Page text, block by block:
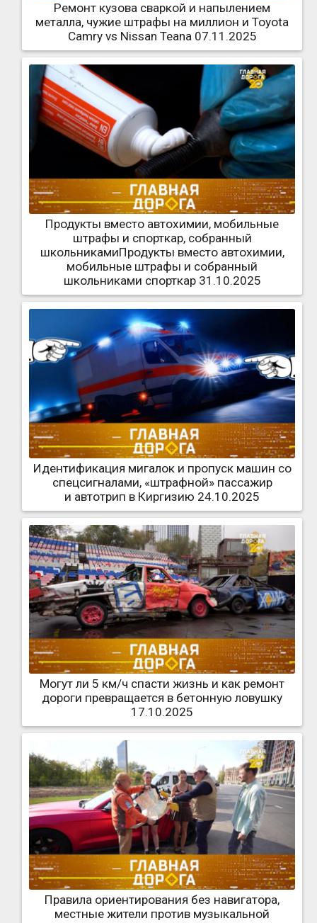
Ремонт кузова сваркой и напылением
металла, чужие штрафы на миллион и Toyota
Camry vs Nissan Teana 07.11.2025
Продукты вместо автохимии, мобильные
штрафы и спорткар, собранный
школьникамиПродукты вместо автохимии,
мобильные штрафы и собранный
школьниками спорткар 31.10.2025
Идентификация мигалок и пропуск машин со
спецсигналами, «штрафной» пассажир
и автотрип в Киргизию 24.10.2025
Могут ли 5 км/ч спасти жизнь и как ремонт
дороги превращается в бетонную ловушку
17.10.2025
Правила ориентирования без навигатора,
местные жители против музыкальной